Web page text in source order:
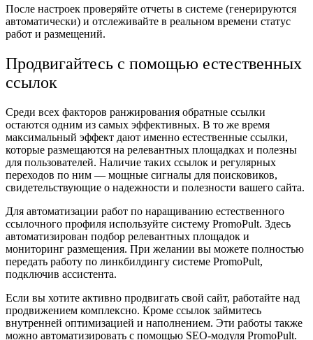
После настроек проверяйте отчеты в системе (генерируются
автоматически) и отслеживайте в реальном времени статус
работ и размещений.
Продвигайтесь с помощью естественных
ссылок
Среди всех факторов ранжирования обратные ссылки
остаются одним из самых эффективных. В то же время
максимальный эффект дают именно естественные ссылки,
которые размещаются на релевантных площадках и полезны
для пользователей. Наличие таких ссылок и регулярных
переходов по ним — мощные сигналы для поисковиков,
свидетельствующие о надежности и полезности вашего сайта.
Для автоматизации работ по наращиванию естественного
ссылочного профиля используйте систему PromoPult. Здесь
автоматизирован подбор релевантных площадок и
мониторинг размещения. При желании вы можете полностью
передать работу по линкбилдингу системе PromoPult,
подключив ассистента.
Если вы хотите активно продвигать свой сайт, работайте над
продвижением комплексно. Кроме ссылок займитесь
внутренней оптимизацией и наполнением. Эти работы также
можно автоматизировать с помощью SEO-модуля PromoPult.